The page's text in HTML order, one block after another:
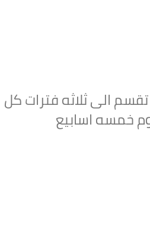
الى ثلاثه فترات كل
خمسه اسابيع